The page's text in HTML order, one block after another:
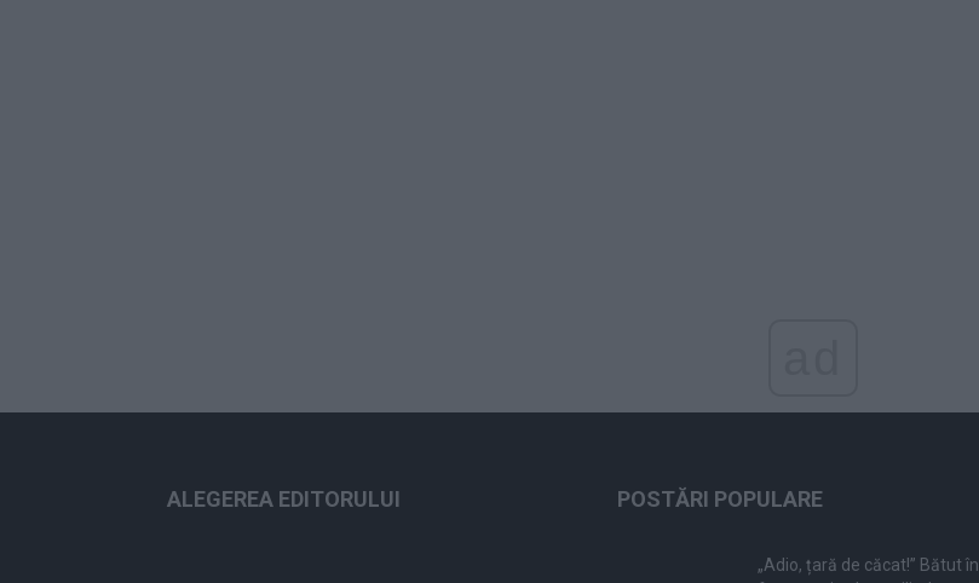
ALEGEREA EDITORULUI POSTĂRI POPULARE
„Adio, țară de căcat!” Bătut în